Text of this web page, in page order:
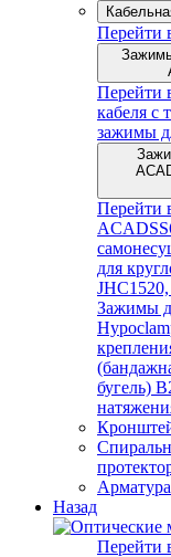
Перейти
Перейти
кабеля с
зажимы
Перейти
для
Зажимы
бугель)
Назад
Перейти